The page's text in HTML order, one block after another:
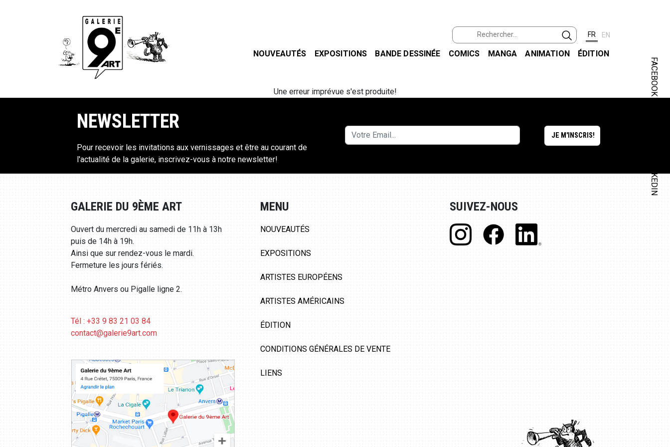
FR EN
NOUVEAUTÉS EXPOSITIONS BANDE DESSINÉE COMICS MANGA ANIMATION ÉDITION
FACEBOOK
LINKEDIN
Une erreur imprévue s'est produite!
NEWSLETTER
Pour recevoir les invitations aux vernissages et être au courant de
l'actualité de la galerie, inscrivez-vous à notre newsletter!
GALERIE DU 9ÈME ART
Ouvert du mercredi au samedi de 11h à 13h
puis de 14h à 19h.
Ainsi que sur rendez-vous le mardi.
Fermeture les jours fériés.
Métro Anvers ou Pigalle ligne 2.
Tél : +33 9 83 21 03 84
contact@galerie9art.com
MENU
NOUVEAUTÉS
EXPOSITIONS
ARTISTES EUROPÉENS
ARTISTES AMÉRICAINS
ÉDITION
CONDITIONS GÉNÉRALES DE VENTE
LIENS
SUIVEZ-NOUS